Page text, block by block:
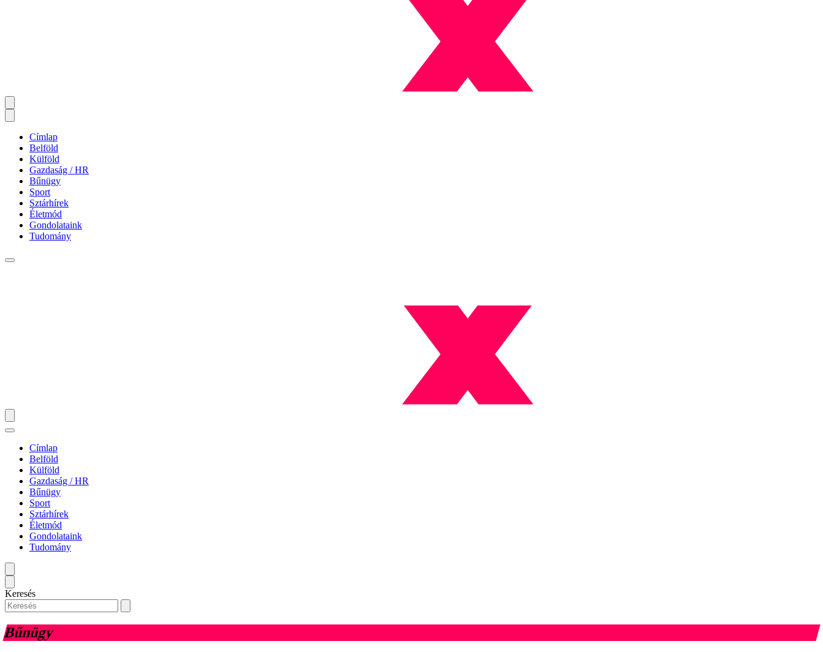
Címlap
Belföld
Külföld
Gazdaság / HR
Bűnügy
Sport
Sztárhírek
Életmód
Gondolataink
Tudomány
Címlap
Belföld
Külföld
Gazdaság / HR
Bűnügy
Sport
Sztárhírek
Életmód
Gondolataink
Tudomány
Keresés
Bűnügy